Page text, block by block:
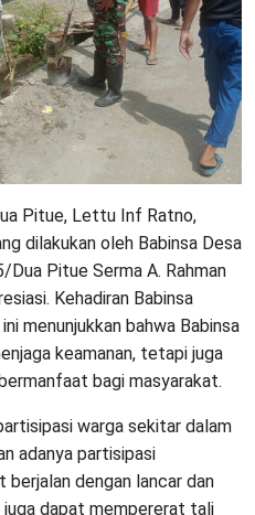
Pitue, Lettu Inf Ratno,
dilakukan oleh Babinsa Desa
Pitue Serma A. Rahman
Kehadiran Babinsa
menunjukkan bahwa Babinsa
keamanan, tetapi juga
bagi masyarakat.
warga sekitar dalam
adanya partisipasi
berjalan dengan lancar dan
juga dapat mempererat tali